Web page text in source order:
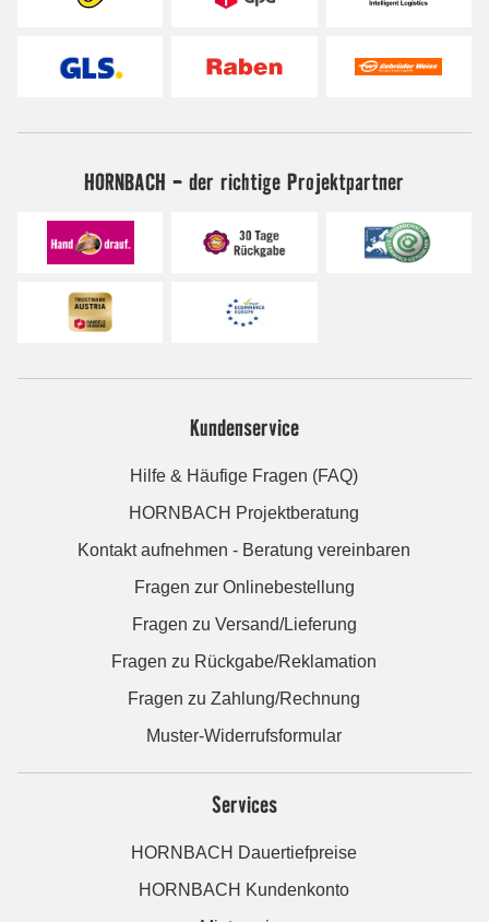
HORNBACH - der richtige Projektpartner
Kundenservice
Hilfe & Häufige Fragen (FAQ)
HORNBACH Projektberatung
Kontakt aufnehmen - Beratung vereinbaren
Fragen zur Onlinebestellung
Fragen zu Versand/Lieferung
Fragen zu Rückgabe/Reklamation
Fragen zu Zahlung/Rechnung
Muster-Widerrufsformular
Services
HORNBACH Dauertiefpreise
HORNBACH Kundenkonto